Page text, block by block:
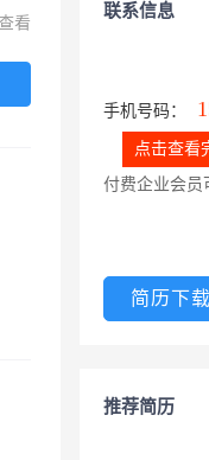
看
联系信息
手机号码：
点击查看
付费企业会员
简历下载
推荐简历